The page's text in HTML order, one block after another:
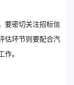
要密切关注招标信
估环节则要配合汽
。